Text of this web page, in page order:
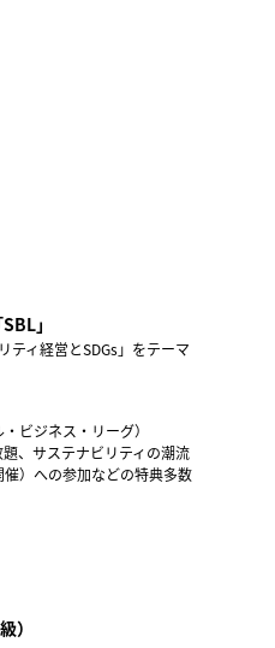
」
ティ経営とSDGs」をテーマ
ビジネス・リーグ）
、サステナビリティの潮流
）への参加などの特典多数
）